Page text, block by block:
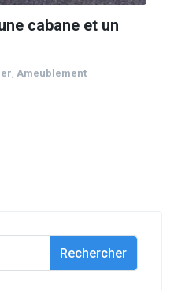
cabane et un
, Ameublement